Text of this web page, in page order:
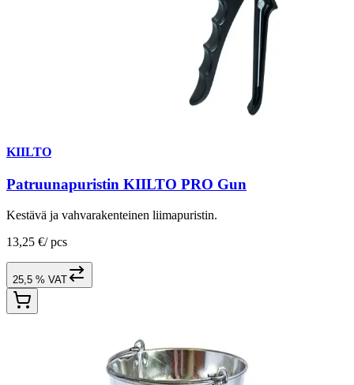
KIILTO
Patruunapuristin KIILTO PRO Gun
Kestävä ja vahvarakenteinen liimapuristin.
13,25 €/ pcs
25,5 % VAT